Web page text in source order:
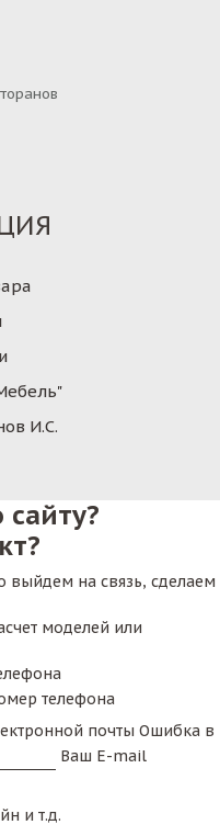
И.С.
выйдем на связь, сделаем
моделей или
телефона
почты Ошибка в
Ваш E-mail
и т.д.